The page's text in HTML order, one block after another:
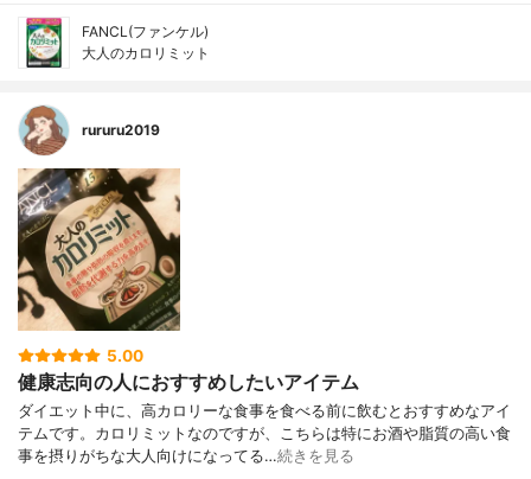
FANCL(ファンケル)
大人のカロリミット
rururu2019
5.00
健康志向の人におすすめしたいアイテム
ダイエット中に、高カロリーな食事を食べる前に飲むとおすすめなアイ
テムです。カロリミットなのですが、こちらは特にお酒や脂質の高い食
事を摂りがちな大人向けになってる…続きを見る